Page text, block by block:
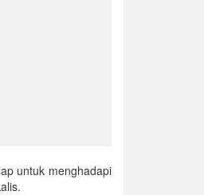
untuk menghadapi